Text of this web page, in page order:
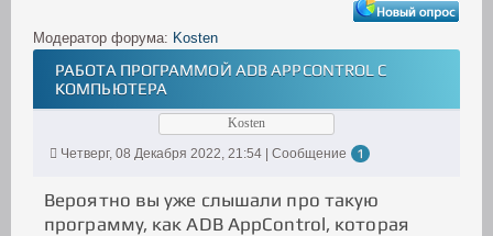
Модератор форума: Kosten
РАБОТА ПРОГРАММОЙ ADB APPCONTROL С
КОМПЬЮТЕРА
Kosten
Четверг, 08 Декабря 2022, 21:54 | Сообщение
1
Вероятно вы уже слышали про такую
программу, как ADB AppControl, которая